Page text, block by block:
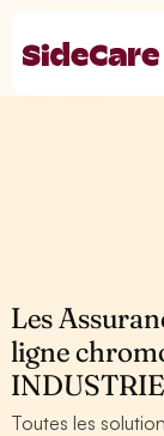
Les
ligne
INDUSTRIE
Toutes les